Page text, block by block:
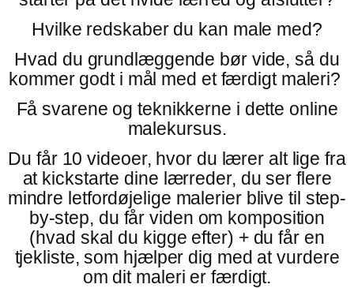
Hvilke redskaber du kan male med?
Hvad du grundlæggende bør vide, så du
kommer godt i mål med et færdigt maleri?
Få svarene og teknikkerne i dette online
malekursus.
Du får 10 videoer, hvor du lærer alt lige fra
atkickstarte dine lærreder, du ser flere
mindre letfordøjelige malerier blive til step-
by-step, du får viden om komposition
(hvad skal du kigge efter) + du får en
tjekliste, som hjælper dig med at vurdere
om dit maleri er færdigt.